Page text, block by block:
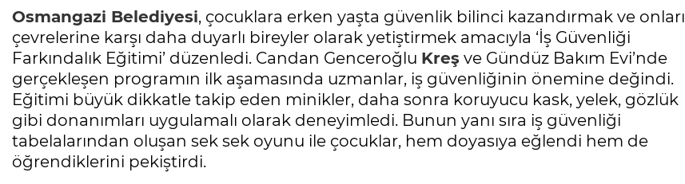
Osmangazi Belediyesi, çocuklara erken yaşta güvenlik bilinci kazandırmak ve onları
çevrelerine karşı daha duyarlı bireyler olarak yetiştirmek amacıyla ‘İş Güvenliği
Farkındalık Eğitimi’ düzenledi. Candan Genceroğlu Kreş ve Gündüz Bakım Evi’nde
gerçekleşen programın ilk aşamasında uzmanlar, iş güvenliğinin önemine değindi.
Eğitimi büyük dikkatle takip eden minikler, daha sonra koruyucu kask, yelek, gözlük
gibi donanımları uygulamalı olarak deneyimledi. Bunun yanı sıra iş güvenliği
tabelalarından oluşan sek sek oyunu ile çocuklar, hem doyasıya eğlendi hem de
öğrendiklerini pekiştirdi.